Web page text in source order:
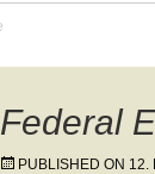
Federal
PUBLISHED ON 12.